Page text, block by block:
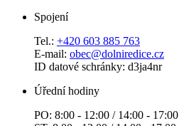
Spojení
Tel.: +420 603 885 763
E-mail: obec@dolniredice.cz
ID datové schránky: d3ja4nr
Úřední hodiny
PO: 8:00 - 12:00 / 14:00 - 17:00